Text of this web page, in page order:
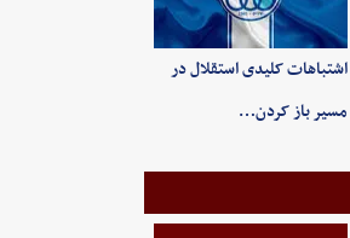
اشتباهات کلیدی استقلال در
مسیر باز کردن…